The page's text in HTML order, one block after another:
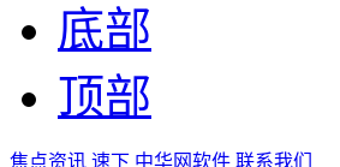
底部
顶部
焦点资讯 速下 中华网软件 联系我们